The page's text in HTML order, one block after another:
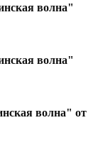
волна"
волна"
волна" от